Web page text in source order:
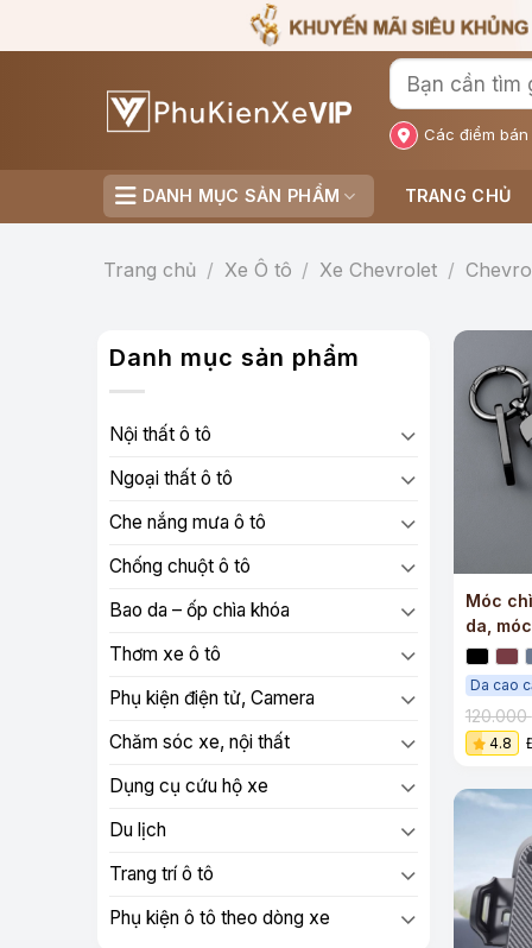
qua
Các điểm
DANH MỤC SẢN PHẨM TRANG CHỦ
Trang chủ / Xe Ô tô / Xe Chevrolet /
Danh mục sản phẩm
Nội thất ô tô
Ngoại thất ô tô
Che nắng mưa ô tô
Chống chuột ô tô
Bao da – ốp chìa khóa
Thơm xe ô tô
Phụ kiện điện tử, Camera
Chăm sóc xe, nội thất
Dụng cụ cứu hộ xe
Du lịch
Trang trí ô tô
Phụ kiện ô tô theo dòng xe
Móc
da,
logo
Da cao
120.000
4.8